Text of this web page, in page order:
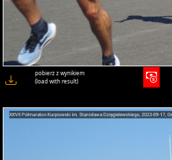
pobierz z wynikiem
(load with result)